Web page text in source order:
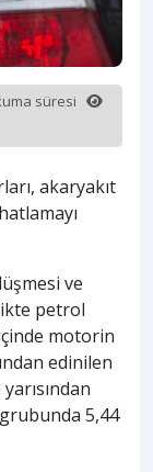
süresi
akaryakıt
ve
petrol
motorin
edinilen
5,44